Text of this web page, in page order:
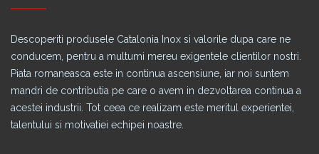
Descoperiti produsele Catalonia Inox si valorile dupa care ne
conducem, pentru a multumi mereu exigentele clientilor nostri.
Piata romaneasca este in continua ascensiune, iar noi suntem
mandri de contributia pe care o avem in dezvoltarea continua a
acestei industrii. Tot ceea ce realizam este meritul experientei,
talentului si motivatiei echipei noastre.